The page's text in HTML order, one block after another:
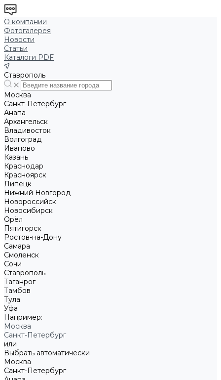
О компании
Фотогалерея
Новости
Статьи
Каталоги PDF
Ставрополь
Москва
Санкт-Петербург
Анапа
Архангельск
Владивосток
Волгоград
Иваново
Казань
Краснодар
Красноярск
Липецк
Нижний Новгород
Новороссийск
Новосибирск
Орёл
Пятигорск
Ростов-на-Дону
Самара
Смоленск
Сочи
Ставрополь
Таганрог
Тамбов
Тула
Уфа
Например:
Москва
Санкт-Петербург
или
Выбрать автоматически
Москва
Санкт-Петербург